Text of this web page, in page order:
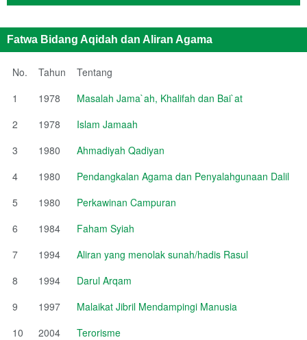
Fatwa Bidang Aqidah dan Aliran Agama
No. Tahun
Tentang
1
1978
Masalah Jama`ah, Khalifah dan Bai`at
2
1978
Islam Jamaah
3
1980
Ahmadiyah Qadiyan
4
1980
Pendangkalan Agama dan Penyalahgunaan Dalil
5
1980
Perkawinan Campuran
6
1984
Faham Syiah
7
1994
Aliran yang menolak sunah/hadis Rasul
8
1994
Darul Arqam
9
1997
Malaikat Jibril Mendampingi Manusia
10
2004
Terorisme